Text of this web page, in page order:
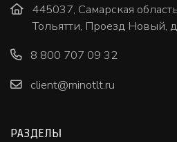
445037, Самарская
Тольятти, Проезд Новый,
8 800 707 09 32
client@minotlt.ru
РАЗДЕЛЫ